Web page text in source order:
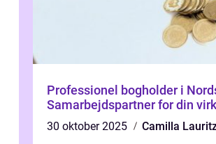
Professionel bogholder i
Samarbejdspartner for din
30 oktober 2025 Camilla